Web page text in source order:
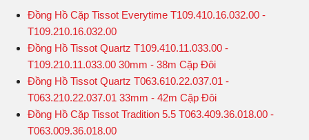
Đồng Hồ Cặp Tissot Everytime T109.410.16.032.00 -
T109.210.16.032.00
Đồng Hồ Tissot Quartz T109.410.11.033.00 -
T109.210.11.033.00 30mm - 38m Cặp Đôi
Đồng Hồ Tissot Quartz T063.610.22.037.01 -
T063.210.22.037.01 33mm - 42m Cặp Đôi
Đồng Hồ Cặp Tissot Tradition 5.5 T063.409.36.018.00 -
T063.009.36.018.00